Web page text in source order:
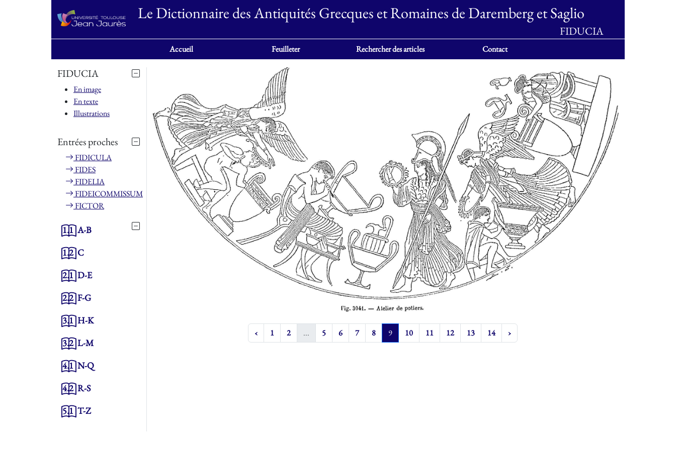
Le Dictionnaire des Antiquités Grecques et Romaines de Daremberg et Saglio
FIDUCIA
Accueil Feuilleter Rechercher des articles Contact
FIDUCIA
En image
En texte
Illustrations
Entrées proches
FIDICULA
FIDES
FIDELIA
FIDEICOMMISSUM
FICTOR
1.1A-B
1.2C
2.1D-E
2.2F-G
3.1H-K
3.2L-M
4.1N-Q
4.2R-S
5.1T-Z
‹ 1 2 ... 5 6 7 8 9 10 11 12 13 14 ›